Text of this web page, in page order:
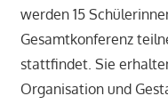
werden 15
Gesamtkonferenz
stattfindet. Sie
Organisation und